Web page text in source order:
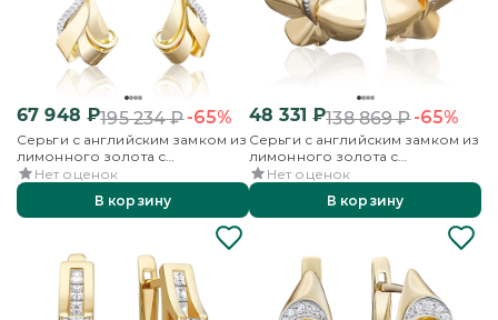
67 948 ₽195 234₽-65%
Серьги с английским замком из
лимонного золота с
фианитами
Нет оценок
В корзину
48 331 ₽138 869₽-65%
Серьги с английским замком из
лимонного золота с
фианитами
Нет оценок
В корзину